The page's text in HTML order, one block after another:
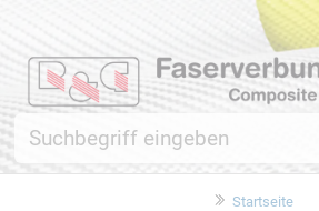
Startseite